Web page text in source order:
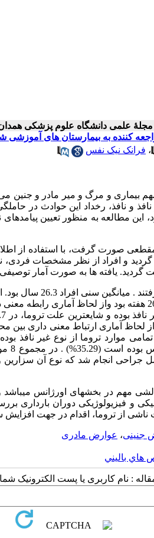
کننده به بیمارستان های آموزشی
، فرانک نیک نفس
و نافذ، رخداد این حوادث در
مطالعه به منظور تعیین پیامدهای
صورت گرفت، با استفاده از
گردید و افراد از نظر مشخصات
گردید. یافته ها به صورت آمار
20 تا 36 هفته قرار داشتند . میانگین سن حاملگی 26
در تمامی موارد تروما از نوع غیر
در 3 نفر (3.75%) موارد عمل جراحی انجام شد
مهم در بخشهای اورژانس
و فیزیولوژیکی دوران بارداری
از تروما، اقدام در جهت افزایش
جنینی، عوارض مادری
هاي باليني
: نام کاربری یا پست الکترونیک